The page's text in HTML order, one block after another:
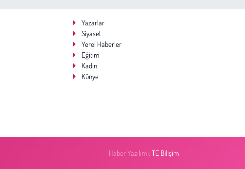
Yazarlar
Siyaset
Yerel Haberler
Eğitim
Kadın
Künye
Haber Yazılımı:TE Bilişim